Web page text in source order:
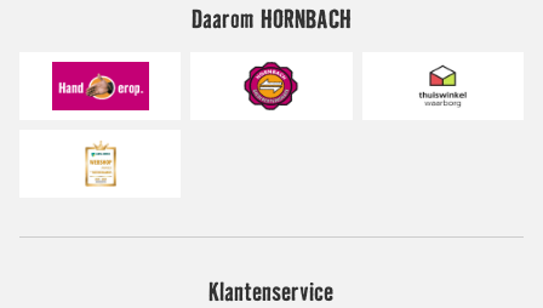
Daarom HORNBACH
Klantenservice